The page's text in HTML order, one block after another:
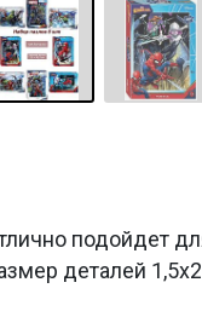
подойдет
деталей